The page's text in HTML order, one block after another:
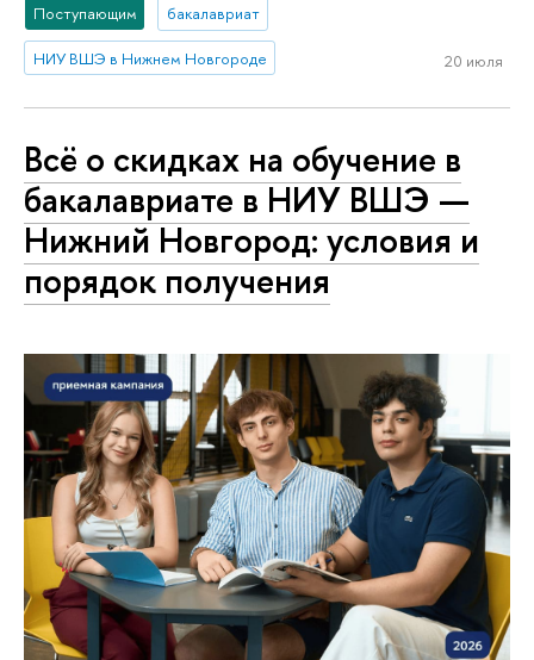
Поступающим бакалавриат
НИУ ВШЭ в Нижнем Новгороде 20 июля
Всё о скидках на обучение в
бакалавриате в НИУ ВШЭ —
Нижний Новгород: условия и
порядок получения